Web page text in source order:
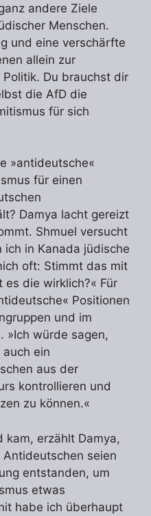
andere Ziele
Menschen.
und eine verschärfte
allein zur
Du brauchst dir
die AfD die
für sich
»antideutsche«
für einen
Damya lacht gereizt
Shmuel versucht
ich in Kanada jüdische
oft: Stimmt das mit
die wirklich?« Für
Positionen
und im
»Ich würde sagen,
ein
aus der
kontrollieren und
zu können.«
kam, erzählt Damya,
seien
entstanden, um
etwas
habe ich überhaupt